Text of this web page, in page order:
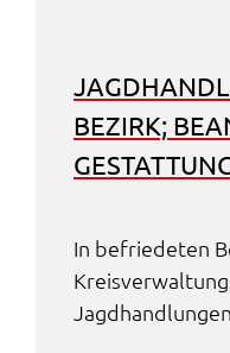
BEZIRK;
In befrie­de­ten